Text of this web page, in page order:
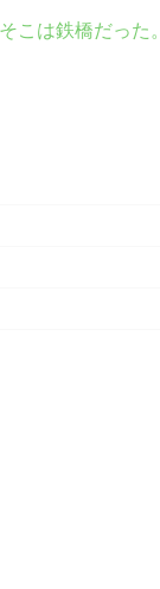
こは鉄橋だった。